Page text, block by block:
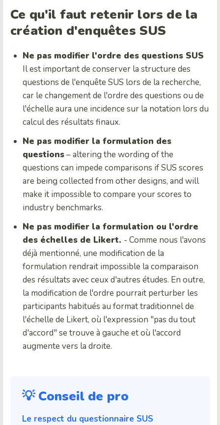
Ce qu'il faut retenir lors de la
création d'enquêtes SUS
Ne pas modifier l'ordre des questions SUS
Il est important de conserver la structure des
questions de l'enquête SUS lors de la recherche,
car le changement de l'ordre des questions ou de
l'échelle aura une incidence sur la notation lors du
calcul des résultats finaux.
Ne pas modifier la formulation des
questions– altering the wording of the
questions can impede comparisons if SUS scores
are being collected from other designs, and will
make it impossible to compare your scores to
industry benchmarks.
Ne pas modifier la formulation ou l'ordre
des échelles de Likert. - Comme nous l'avons
déjà mentionné, une modification de la
formulation rendrait impossible la comparaison
des résultats avec ceux d'autres études. En outre,
la modification de l'ordre pourrait perturber les
participants habitués au format traditionnel de
l'échelle de Likert, où l'expression "pas du tout
d'accord" se trouve à gauche et où l'accord
augmente vers la droite.
💡 Conseil de pro
Le respect du questionnaire SUS